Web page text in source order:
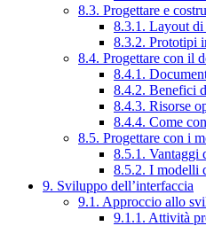
8.3. Progettare e
8.3.1. Layout di
8.3.2. Prototipi
8.4. Progettare con il
8.4.1.
8.4.2. Benefici
8.4.3. Risorse
8.4.4. Come
8.5. Progettare con i
8.5.1. Vantaggi
8.5.2. I modelli
9. Sviluppo dell’interfaccia
9.1. Approccio allo
9.1.1. Attività